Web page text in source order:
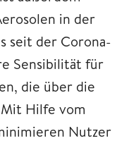
in der
seit der Corona-
Sensibilität für
die über die
Hilfe vom
Nutzer